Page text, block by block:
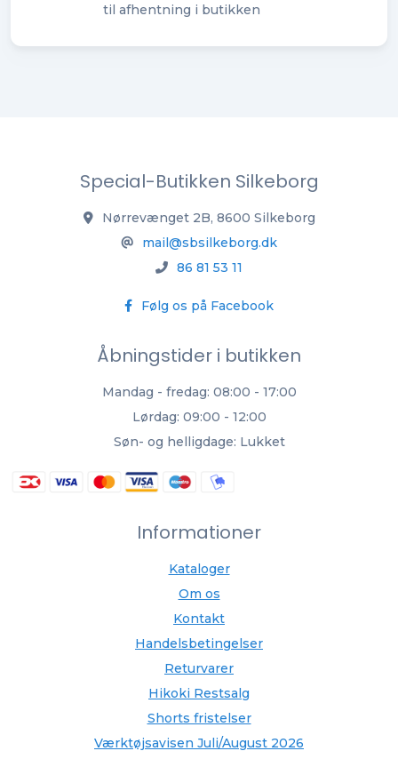
til afhentning i butikken
Special-Butikken Silkeborg
Nørrevænget 2B, 8600 Silkeborg
mail@sbsilkeborg.dk
86 81 53 11
Følg os på Facebook
Åbningstider i butikken
Mandag - fredag: 08:00 - 17:00
Lørdag: 09:00 - 12:00
Søn- og helligdage: Lukket
Informationer
Kataloger
Om os
Kontakt
Handelsbetingelser
Returvarer
Hikoki Restsalg
Shorts fristelser
Værktøjsavisen Juli/August 2026